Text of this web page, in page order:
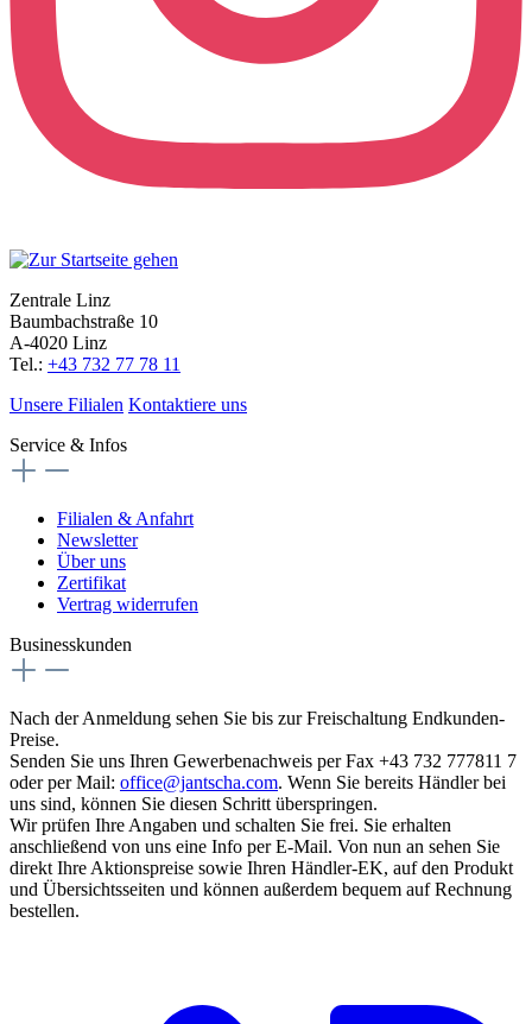
Zentrale Linz
Baumbachstraße 10
A-4020 Linz
Tel.: +43 732 77 78 11
Unsere Filialen Kontaktiere uns
Service & Infos
Filialen & Anfahrt
Newsletter
Über uns
Zertifikat
Vertrag widerrufen
Businesskunden
Nach der Anmeldung sehen Sie bis zur Freischaltung Endkunden-
Preise.
Senden Sie uns Ihren Gewerbenachweis per Fax +43 732 777811 7
oder per Mail: office@jantscha.com. Wenn Sie bereits Händler bei
uns sind, können Sie diesen Schritt überspringen.
Wir prüfen Ihre Angaben und schalten Sie frei. Sie erhalten
anschließend von uns eine Info per E-Mail. Von nun an sehen Sie
direkt Ihre Aktionspreise sowie Ihren Händler-EK, auf den Produkt
und Übersichtsseiten und können außerdem bequem auf Rechnung
bestellen.